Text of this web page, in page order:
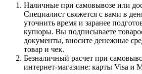
Наличные при самовывозе или
Специалист свяжется с вами в
уточнить время и заранее
купюры. Вы подписываете
документы, вносите денежные
товар и чек.
Безналичный расчет при
интернет-магазине: карты Visa и